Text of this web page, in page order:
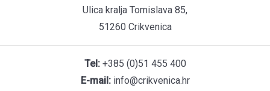
Ulica kralja Tomislava 85,
51260 Crikvenica
Tel:+385 (0)51 455 400
E-mail:info@crikvenica.hr